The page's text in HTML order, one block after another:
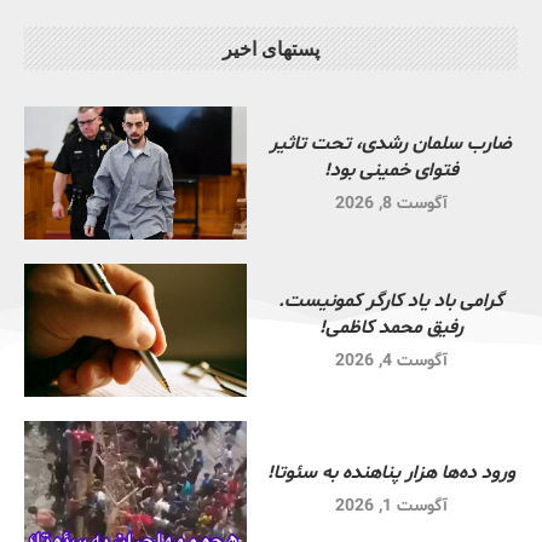
پستهای اخیر
ضارب سلمان رشدی، تحت تاثیر
فتوای خمینی بود!
آگوست 8, 2026
گرامی باد یاد کارگر کمونیست.
رفیق محمد کاظمی!
آگوست 4, 2026
ورود ده‌ها هزار پناهنده به سئوتا!
آگوست 1, 2026